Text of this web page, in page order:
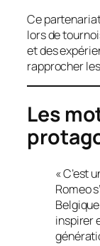
Ce
lors de
et des
rapprocher
Les
« C’est
Romeo
inspirer